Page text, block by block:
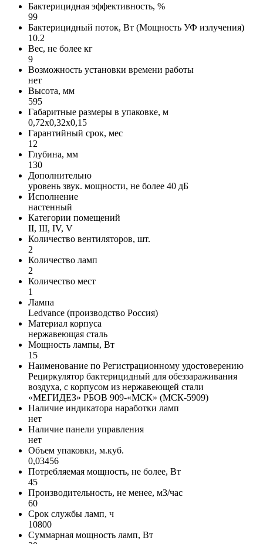
Бактерицидная эффективность, %
99
Бактерицидный поток, Вт (Мощность УФ излучения)
10.2
Вес, не более кг
9
Возможность установки времени работы
нет
Высота, мм
595
Габаритные размеры в упаковке, м
0,72х0,32х0,15
Гарантийный срок, мес
12
Глубина, мм
130
Дополнительно
уровень звук. мощности, не более 40 дБ
Исполнение
настенный
Категории помещений
II, III, IV, V
Количество вентиляторов, шт.
2
Количество ламп
2
Количество мест
1
Лампа
Ledvance (производство Россия)
Материал корпуса
нержавеющая сталь
Мощность лампы, Вт
15
Наименование по Регистрационному удостоверению
Рециркулятор бактерицидный для обеззараживания
воздуха, с корпусом из нержавеющей стали
«МЕГИДЕЗ» РБОВ 909-«МСК» (МСК-5909)
Наличие индикатора наработки ламп
нет
Наличие панели управления
нет
Объем упаковки, м.куб.
0,03456
Потребляемая мощность, не более, Вт
45
Производительность, не менее, м3/час
60
Срок службы ламп, ч
10800
Суммарная мощность ламп, Вт